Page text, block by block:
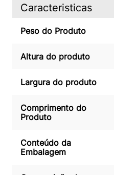
Caracteristicas
Peso do Produto
Altura do produto
Largura do produto
Comprimento do
Produto
Conteúdo da
Embalagem